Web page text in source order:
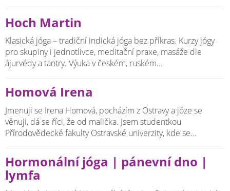
Hoch Martin
Klasická jóga – tradiční indická jóga bez příkras. Kurzy jógy
pro skupiny i jednotlivce, meditační praxe, masáže dle
ájurvédy a tantry. Výuka v českém, ruském...
Homová Irena
Jmenuji se Irena Homová, pocházím z Ostravy a józe se
věnuji, dá se říci, že od malička. Jsem studentkou
Přírodovědecké fakulty Ostravské univerzity, kde se...
Hormonální jóga | pánevní dno |
lymfa